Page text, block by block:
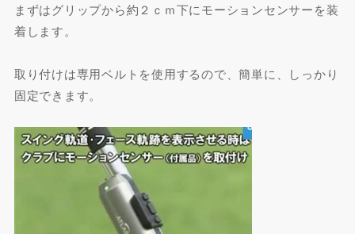
まずはグリップから約２ｃｍ下にモーションセンサーを装
着します。
取り付けは専用ベルトを使用するので、簡単に、しっかり
固定できます。